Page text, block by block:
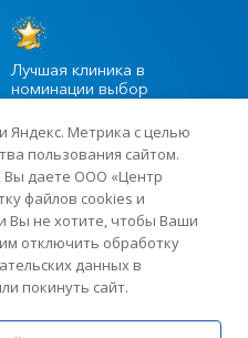
Лучшая клиника в
номинации выбор
многопрофильных клиник
апреля 2018 года · ИНН
Яндекс. Метрика с целью
пользования сайтом.
Вы даете ООО «Центр
файлов cookies и
Вы не хотите, чтобы Ваши
отключить обработку
данных в
покинуть сайт.